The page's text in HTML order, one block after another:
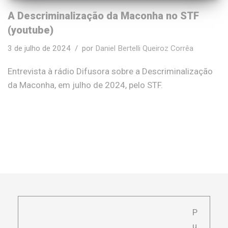
A Descriminalização da Maconha no STF
(youtube)
3 de julho de 2024 por Daniel Bertelli Queiroz Corrêa
Entrevista à rádio Difusora sobre a Descriminalização
da Maconha, em julho de 2024, pelo STF.
P